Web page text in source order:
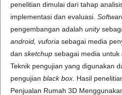
penelitian dimulai dari tahap
implementasi dan evaluasi.
pengembangan adalah unity
android, vuforia sebagai media
dan sketchup sebagai media untuk
Teknik pengujian yang digunakan
pengujian black box . Hasil
Penjualan Rumah 3D